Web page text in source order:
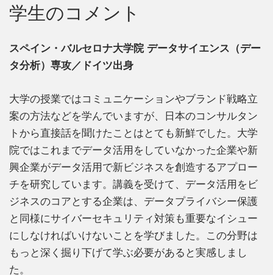
学生のコメント
スペイン・バルセロナ大学院 データサイエンス（デー
タ分析）専攻／ドイツ出身
大学の授業ではコミュニケーションやブランド戦略立
案の方法などを学んでいますが、日本のコンサルタン
トから直接話を聞けたことはとても新鮮でした。大学
院ではこれまでデータ活用をしていなかった企業や新
興企業がデータ活用で新ビジネスを創造するアプロー
チを研究しています。講義を受けて、データ活用をビ
ジネスのコアとする企業は、データプライバシー保護
と同様にサイバーセキュリティ対策も重要なイシュー
にしなければいけないことを学びました。この分野は
もっと深く掘り下げて学ぶ必要があると実感しまし
た。